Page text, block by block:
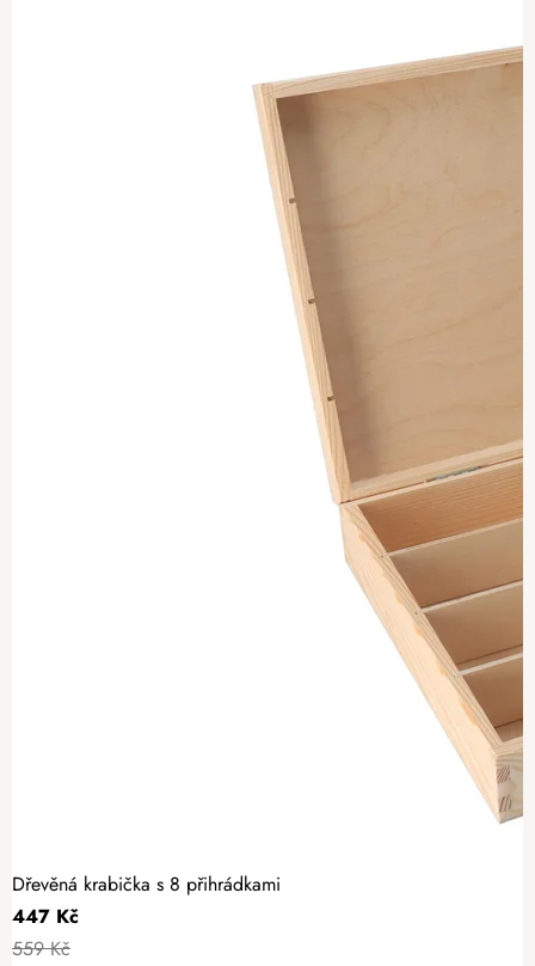
Dřevěná krabička s 8 přihrádkami
447 Kč
559 Kč